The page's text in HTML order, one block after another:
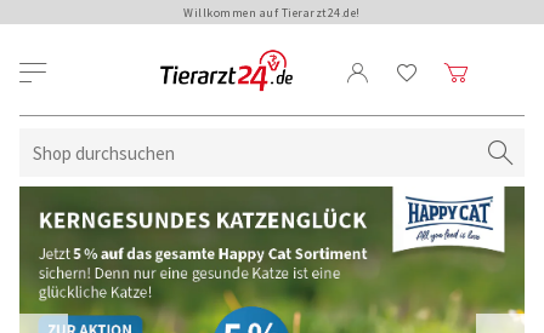
Willkommen auf Tierarzt24.de!